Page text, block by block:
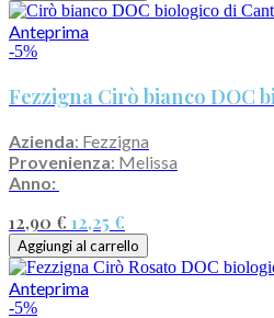
Anteprima
-5%
Fezzigna Cirò bianco DOC
Azienda: Fezzigna
Provenienza: Melissa
Anno:
12,90 € 12,25 €
Aggiungi al carrello
Anteprima
-5%